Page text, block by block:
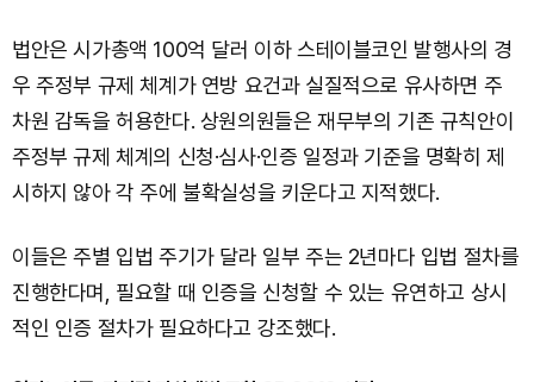
법안은 시가총액 100억 달러 이하 스테이블코인 발행사의 경
우 주정부 규제 체계가 연방 요건과 실질적으로 유사하면 주
차원 감독을 허용한다. 상원의원들은 재무부의 기존 규칙안이
주정부 규제 체계의 신청·심사·인증 일정과 기준을 명확히 제
시하지 않아 각 주에 불확실성을 키운다고 지적했다.
이들은 주별 입법 주기가 달라 일부 주는 2년마다 입법 절차를
진행한다며, 필요할 때 인증을 신청할 수 있는 유연하고 상시
적인 인증 절차가 필요하다고 강조했다.